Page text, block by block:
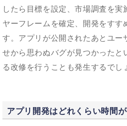
したら目標を設定、市場調査を実
ヤーフレームを確定、開発をすす
す。アプリが公開されたあとユー
せから思わぬバグが見つかったと
る改修を行うことも発生するでし
アプリ開発はどれくらい時間